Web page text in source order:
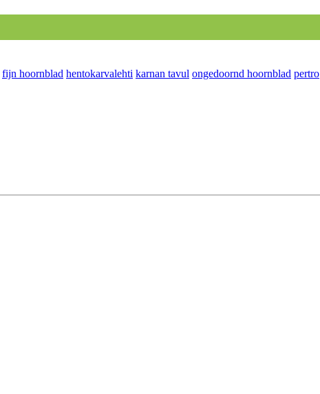
fijn hoornblad hentokarvalehti karnan tavul ongedoornd hoornblad pertro